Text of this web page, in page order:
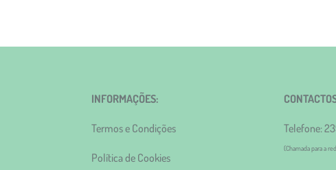
INFORMAÇÕES:
Termos e Condições
Política de Cookies
Telefone:
(Chamada para a